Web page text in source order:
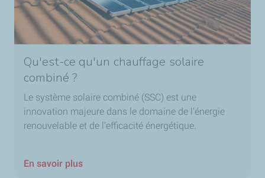
Qu'est-ce qu'un chauffage solaire
combiné ?
Le système solaire combiné (SSC) est une
innovation majeure dans le domaine de l'énergie
renouvelable et de l'efficacité énergétique.
En savoir plus